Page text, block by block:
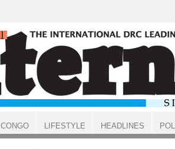
CONGO LIFESTYLE HEADLINES